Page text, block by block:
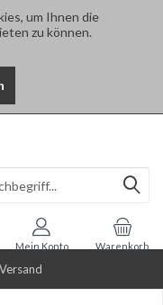
um Ihnen die
zu können.
Warenkorb
Mein Konto